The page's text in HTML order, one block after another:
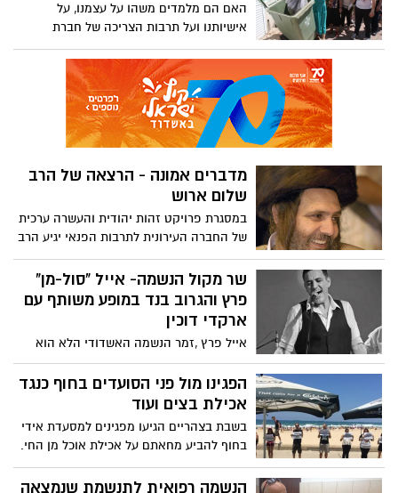
וממוקדת מטרה. והמטרה היא כמובן לשמור
על הסדר הציבורי, על מרחב ציבורי ידידותי
וקיום החוק!
האם הם מלמדים משהו על עצמנו, על
אישיותנו ועל תרבות הצריכה של חברת
השפע? האם הם מכילים רק אשפה ומהי
בכלל אשפה? תשאלו את פעילי הסביבה אשר
עזבו את הבישולים וההכנות לשבת ויצאו ביום
שישי לסיור בין פחי האשפה של רובע ט"ו.
מדברים אמונה - הרצאה של הרב
שלום ארוש
במסגרת פרויקט זהות יהודית והעשרה ערכית
של החברה העירונית לתרבות הפנאי יגיע הרב
שלום ארוש מחברם של ספרים רבים להרצאה
שתעסוק בהכנה לחיי הנישואין.
שר מקול הנשמה- אייל "סול-מן"
פרץ והגרוב בנד במופע משותף עם
ארקדי דוכין
אייל פרץ ,זמר הנשמה האשדודי הלא הוא
"סול-מן" ולהקת הגרוב בנד פותחים במופע
בכורה משותף, מרגש וחודר קרביים עם הזמר
והיוצר ארקדי דוכין באודיטוריום נעים
הפגינו מול פני הסועדים בחוף כנגד
אכילת בצים ועוד
בשבת בצהריים הגיעו מפגינים למסעדת אידי
בחוף להביע מחאתם על אכילת אוכל מן החי.
המפגינים הניפו שלטים : "חמלה לחלשים",
"אכילת בשר היא רצח ללא התנגדות" וכו'.
הנשמה רפואית לתנשמת שנמצאה